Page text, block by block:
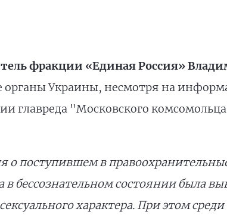
фракции «Единая Россия»
органы Украины, несмотря на
главреда "Московского
о поступившем в
бессознательном состоянии была
характера. При этом